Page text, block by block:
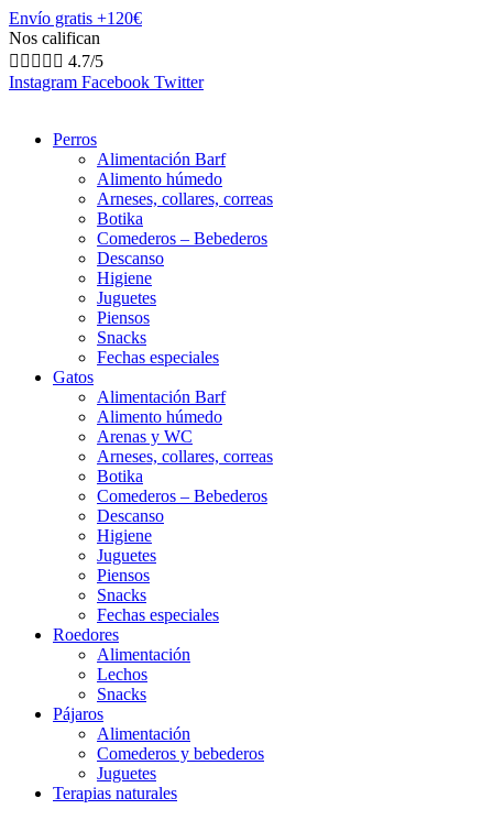
Envío gratis +120€
Nos califican
     4.7/5
Instagram Facebook Twitter
Perros
Alimentación Barf
Alimento húmedo
Arneses, collares, correas
Botika
Comederos – Bebederos
Descanso
Higiene
Juguetes
Piensos
Snacks
Fechas especiales
Gatos
Alimentación Barf
Alimento húmedo
Arenas y WC
Arneses, collares, correas
Botika
Comederos – Bebederos
Descanso
Higiene
Juguetes
Piensos
Snacks
Fechas especiales
Roedores
Alimentación
Lechos
Snacks
Pájaros
Alimentación
Comederos y bebederos
Juguetes
Terapias naturales